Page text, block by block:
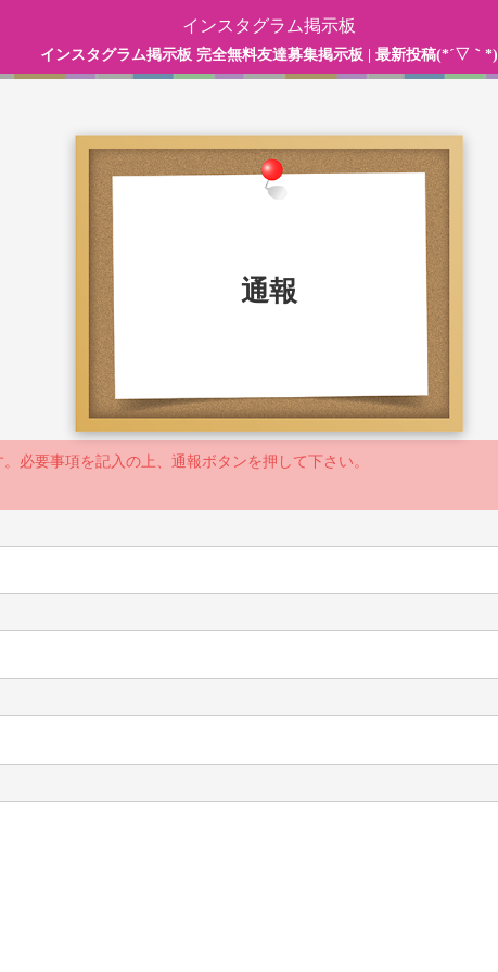
インスタグラム掲示板
インスタグラム掲示板 完全無料友達募集掲示板 | 最新投稿(*´▽｀*)
通報
必要事項を記入の上、通報ボタンを押して下さい。